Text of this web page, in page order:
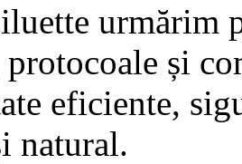
urmărim
și
eficiente,
natural.